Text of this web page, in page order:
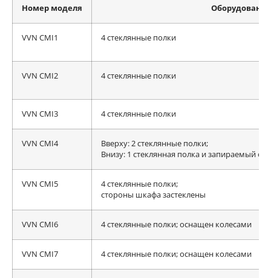
Номер моделя
VVN CMI1 4 стеклянные полки
VVN CMI2 4 стеклянные полки
VVN CMI3 4 стеклянные полки
VVN CMI4
Вверху: 2 стеклянные полки;
Внизу: 1 стеклянная полка и запираемый
VVN CMI5
4 стеклянные полки;
стороны шкафа застеклены
VVN CMI6 4 стеклянные полки; оснащен колесами
VVN CMI7 4 стеклянные полки; оснащен колесами